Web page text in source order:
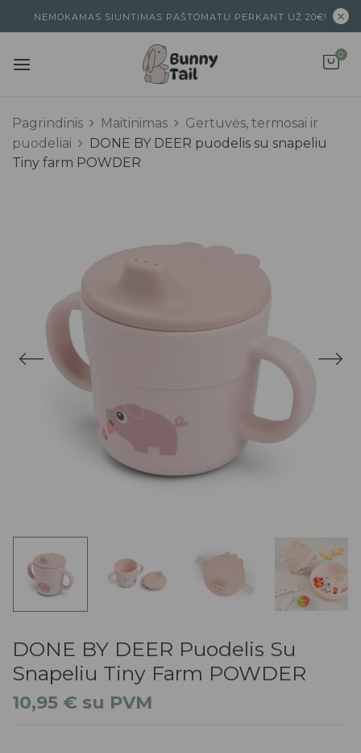
NEMOKAMAS SIUNTIMAS PAŠTOMATU PERKANT UŽ 20€!
0
Pagrindinis Maitinimas
Gertuvės, termosai ir
puodeliai
DONE BY DEER puodelis su snapeliu
Tiny farm POWDER
DONE BY DEER Puodelis Su
Snapeliu Tiny Farm POWDER
10,95 € su PVM